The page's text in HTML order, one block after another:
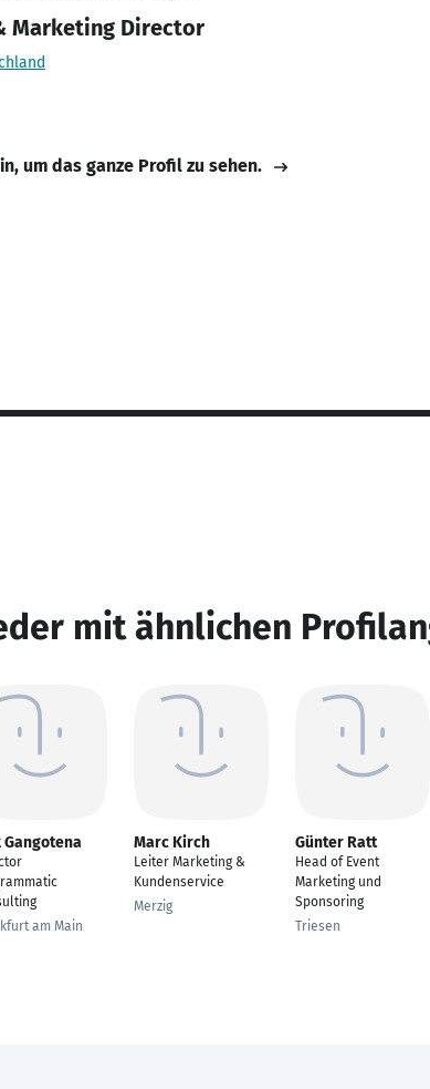
Marketing Director
um das ganze Profil zu sehen.
mit ähnlichen
Gangotena
am Main
Marc Kirch
Leiter Marketing &
Kundenservice
Merzig
Günter Ratt
Head of Event
Marketing und
Sponsoring
Triesen